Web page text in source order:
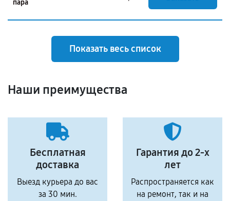
пара
Показать весь список
Наши преимущества
Бесплатная
доставка
Выезд курьера до вас
за 30 мин.
Гарантия до 2-х
лет
Распространяется как
на ремонт, так и на